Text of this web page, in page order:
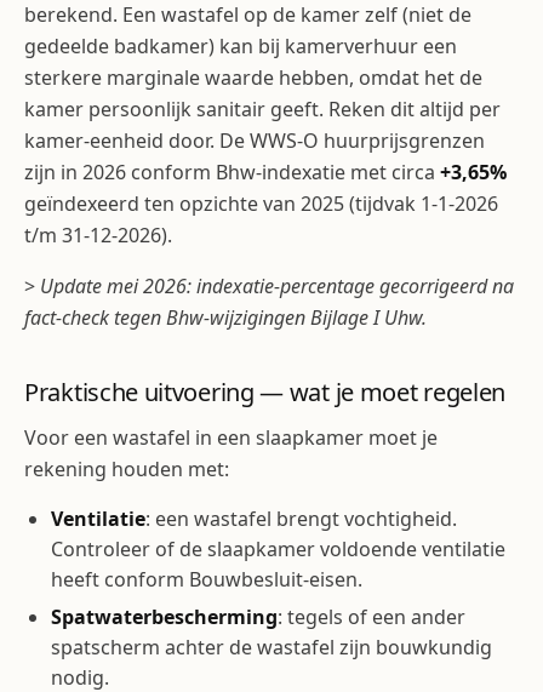
berekend. Een wastafel op de kamer zelf (niet de
gedeelde badkamer) kan bij kamerverhuur een
sterkere marginale waarde hebben, omdat het de
kamer persoonlijk sanitair geeft. Reken dit altijd per
kamer-eenheid door. De WWS-O huurprijsgrenzen
zijn in 2026 conform Bhw-indexatie met circa +3,65%
geïndexeerd ten opzichte van 2025 (tijdvak 1-1-2026
t/m 31-12-2026).
> Update mei 2026: indexatie-percentage gecorrigeerd na
fact-check tegen Bhw-wijzigingen Bijlage I Uhw.
Praktische uitvoering — wat je moet regelen
Voor een wastafel in een slaapkamer moet je
rekening houden met:
Ventilatie: een wastafel brengt vochtigheid.
Controleer of de slaapkamer voldoende ventilatie
heeft conform Bouwbesluit-eisen.
Spatwaterbescherming: tegels of een ander
spatscherm achter de wastafel zijn bouwkundig
nodig.